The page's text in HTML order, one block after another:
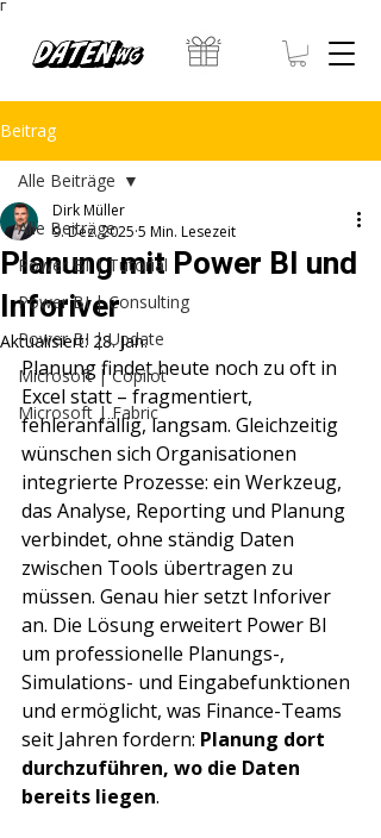
Γ
Beitrag
Alle Beiträge
Power BI | Tutorial
Power BI | Consulting
Power BI | Update
Microsoft | Copilot
Microsoft | Fabric
Alle Beiträge
Planung mit Power BI und
Inforiver
Dirk Müller
9. Dez. 2025 5 Min. Lesezeit
Aktualisiert: 28. Jan.
Planung findet heute noch zu oft in
Excel statt – fragmentiert,
fehleranfällig, langsam. Gleichzeitig
wünschen sich Organisationen
integrierte Prozesse: ein Werkzeug,
das Analyse, Reporting und Planung
verbindet, ohne ständig Daten
zwischen Tools übertragen zu
müssen. Genau hier setzt Inforiver
an. Die Lösung erweitert Power BI
um professionelle Planungs-,
Simulations- und Eingabefunktionen
und ermöglicht, was Finance-Teams
seit Jahren fordern: Planung dort
durchzuführen, wo die Daten
bereits liegen.